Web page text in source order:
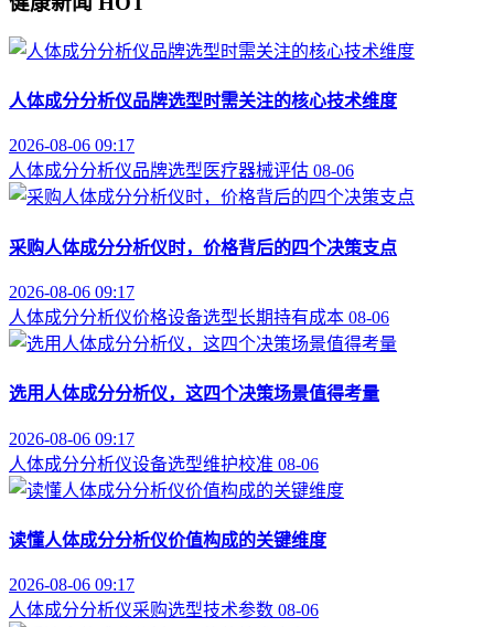
人体成分分析仪品牌选型时需关注的核心技术维度
2026-08-06 09:17
人体成分分析仪品牌选型 医疗器械评估 08-06
采购人体成分分析仪时，价格背后的四个决策支点
2026-08-06 09:17
人体成分分析仪价格设备选型长期持有成本 08-06
选用人体成分分析仪，这四个决策场景值得考量
2026-08-06 09:17
人体成分分析仪设备选型维护校准 08-06
读懂人体成分分析仪价值构成的关键维度
2026-08-06 09:17
人体成分分析仪采购选型技术参数 08-06